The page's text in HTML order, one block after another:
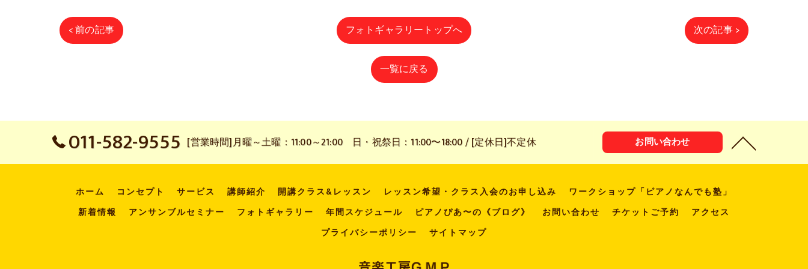
< 前の記事 フォトギャラリートップへ 次の記事 >
一覧に戻る
011-582-9555 [営業時間]月曜～土曜：11:00～21:00 日・祝祭日：11:00〜18:00 / [定休日]不定休 お問い合わせ
ホーム コンセプト サービス 講師紹介 開講クラス&レッスン レッスン希望・クラス入会のお申し込み
ワークショップ「ピアノなんでも塾」
新着情報
アンサンブルセミナー フォトギャラリー 年間スケジュール ピアノぴあ〜の《ブログ》 お問い合わせ チケットご予約
アクセス
プライバシーポリシー
サイトマップ